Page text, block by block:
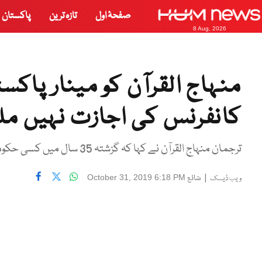
8 Aug, 2026
صفحۂ اول تازہ ترین پاکستان
منہاج القرآن کو مینار
کانفرنس کی اجازت نہیں
ترجمان منہاج القرآن نے کہا کہ گزشتہ 35 سال میں کسی حکومت نے ہمیں عالمی کانفرنس کرنے سے نہیں روکا۔
ویب ڈیسک | شائع October 31, 2019 6:18 PM